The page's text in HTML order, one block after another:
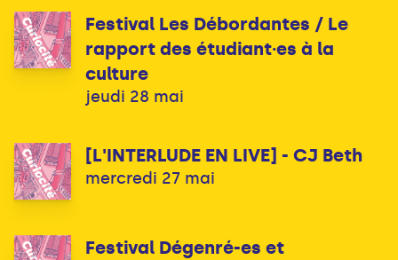
Festival Les Débordantes / Le
rapport des étudiant·es à la
culture
jeudi 28 mai
[L'INTERLUDE EN LIVE] - CJ Beth
mercredi 27 mai
Festival Dégenré-es et